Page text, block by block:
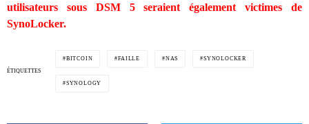
utilisateurs sous DSM 5 seraient également victimes de
SynoLocker.
ÉTIQUETTES
BITCOIN FAILLE NAS SYNOLOCKER
SYNOLOGY